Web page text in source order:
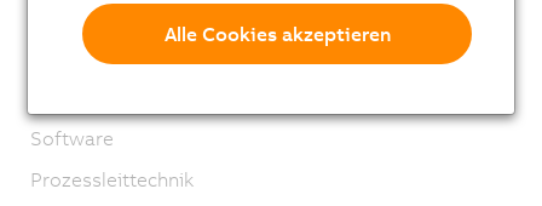
Mobile Automation
Netzwerke und Feldbus Module
Software
Prozessleittechnik
Alle Cookies akzeptieren